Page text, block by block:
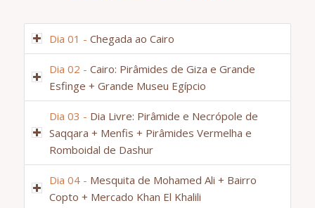
Dia 01 - Chegada ao Cairo
Dia 02 - Cairo: Pirâmides de Giza e Grande
Esfinge + Grande Museu Egípcio
Dia 03 - Dia Livre: Pirâmide e Necrópole de
Saqqara + Menfis + Pirâmides Vermelha e
Romboidal de Dashur
Dia 04 - Mesquita de Mohamed Ali + Bairro
Copto + Mercado Khan El Khalili